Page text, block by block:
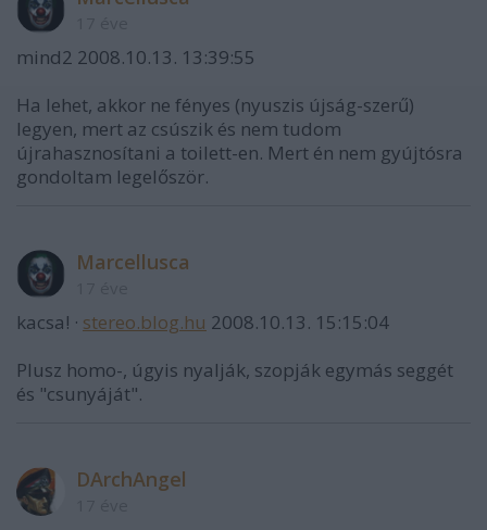
mind2 2008.10.13. 13:39:55
Ha lehet, akkor ne fényes (nyuszis újság-szerű)
legyen, mert az csúszik és nem tudom
újrahasznosítani a toilett-en. Mert én nem gyújtósra
gondoltam legelőször.
Marcellusca
kacsa! · stereo.blog.hu 2008.10.13. 15:15:04
Plusz homo-, úgyis nyalják, szopják egymás seggét
és "csunyáját".
DArchAngel